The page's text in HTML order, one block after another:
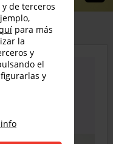
de terceros
para más
la
y
el
y